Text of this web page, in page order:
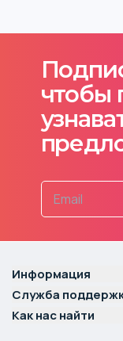
чтобы
Информация
Служба
Как нас найти